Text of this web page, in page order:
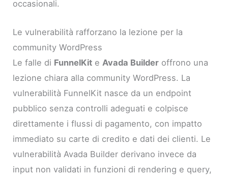
occasionali.
Le vulnerabilità rafforzano la lezione per la
community WordPress
Le falle di FunnelKit eAvada Builder offrono una
lezione chiara alla community WordPress. La
vulnerabilità FunnelKit nasce da un endpoint
pubblico senza controlli adeguati e colpisce
direttamente i flussi di pagamento, con impatto
immediato su carte di credito e dati dei clienti. Le
vulnerabilità Avada Builder derivano invece da
input non validati in funzioni di rendering e query,